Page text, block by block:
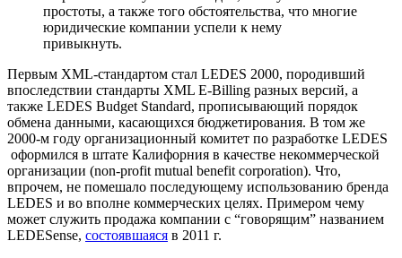
простоты, а также того обстоятельства, что многие
юридические компании успели к нему
привыкнуть.
Первым XML-стандартом стал LEDES 2000, породивший
впоследствии стандарты XML E-Billing разных версий, а
также LEDES Budget Standard, прописывающий порядок
обмена данными, касающихся бюджетирования. В том же
2000-м году организационный комитет по разработке LEDES
оформился в штате Калифорния в качестве некоммерческой
организации (non-profit mutual benefit corporation). Что,
впрочем, не помешало последующему использованию бренда
LEDES и во вполне коммерческих целях. Примером чему
может служить продажа компании с “говорящим” названием
LEDESense, состоявшаяся в 2011 г.